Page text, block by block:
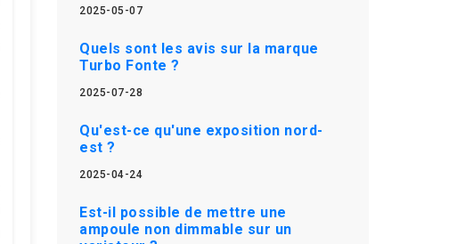
2025-05-07
Quels sont les avis sur la marque
Turbo Fonte ?
2025-07-28
Qu'est-ce qu'une exposition nord-
est ?
2025-04-24
Est-il possible de mettre une
ampoule non dimmable sur un